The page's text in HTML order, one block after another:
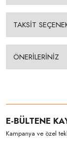
TAKSİT
ÖNERİLERİNİZ
E-BÜLTENE
Kampanya ve özel